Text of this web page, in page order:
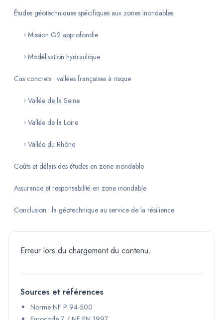
Études géotechniques spécifiques aux zones inondables
Mission G2 approfondie
Modélisation hydraulique
Cas concrets : vallées françaises à risque
Vallée de la Seine
Vallée de la Loire
Vallée du Rhône
Coûts et délais des études en zone inondable
Assurance et responsabilité en zone inondable
Conclusion : la géotechnique au service de la résilience
Erreur lors du chargement du contenu.
Sources et références
Norme NF P 94-500